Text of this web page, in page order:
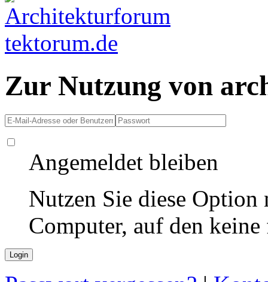
Zur Nutzung von
Angemeldet bleiben
Nutzen Sie diese
Computer, auf den